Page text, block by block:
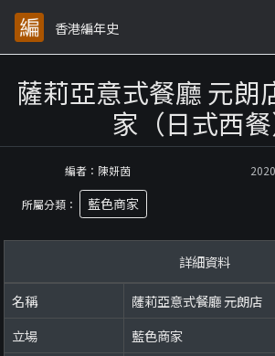
香港編年史
薩莉亞意式餐廳 元朗
家（日式西餐
編者：陳妍茵
所屬分類： 藍色商家
詳細資料
名稱
薩莉亞意式餐廳 元朗店
立場
藍色商家